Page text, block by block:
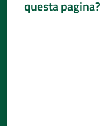
questa pagina?